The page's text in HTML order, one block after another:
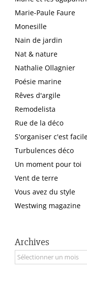
Marie-Paule Faure
Monesille
Nain de jardin
Nat & nature
Nathalie Ollagnier
Poésie marine
Rêves d'argile
Remodelista
Rue de la déco
S'organiser c'est
Turbulences déco
Un moment pour toi
Vent de terre
Vous avez du style
Westwing magazine
Archives
Archives